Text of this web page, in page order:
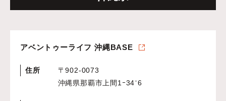
アベントゥーライフ 沖縄BASE
住所
〒902-0073
沖縄県那覇市上間1ｰ34⁻6